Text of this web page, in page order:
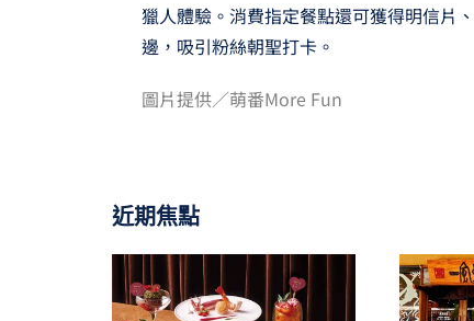
獵人體驗。消費指定餐點還可獲得明信片
邊，吸引粉絲朝聖打卡。
圖片提供／萌番More Fun
近期焦點